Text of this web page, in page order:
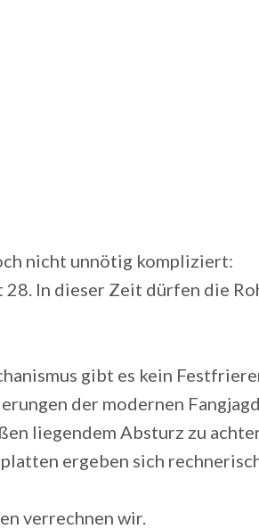
nicht unnötig kompliziert:
In dieser Zeit dürfen die
gibt es kein
der modernen Fangjagd.
liegendem Absturz zu
ergeben sich
verrechnen wir.